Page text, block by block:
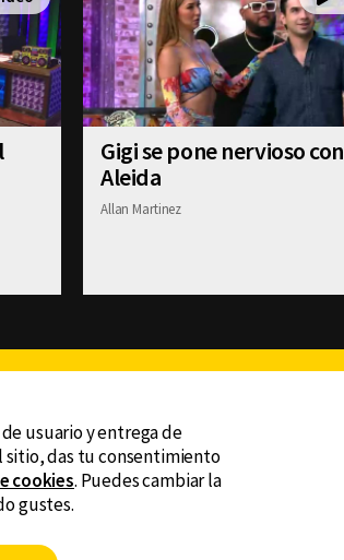
Gigi se pone nervioso con
Aleida
Allan Martinez
LAS AUDIENCIAS
usuario y entrega de
sitio, das tu consentimiento
cookies. Puedes cambiar la
gustes.